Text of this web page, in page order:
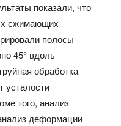
показали, что
сжимающих
полосы
45° вдоль
обработка
усталости
того, анализ
деформации